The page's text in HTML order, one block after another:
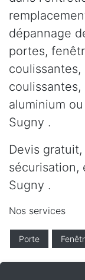
dépannage
portes,
coulissantes,
aluminium
Sugny .
Devis
sécurisation,
Sugny .
Nos services
Porte